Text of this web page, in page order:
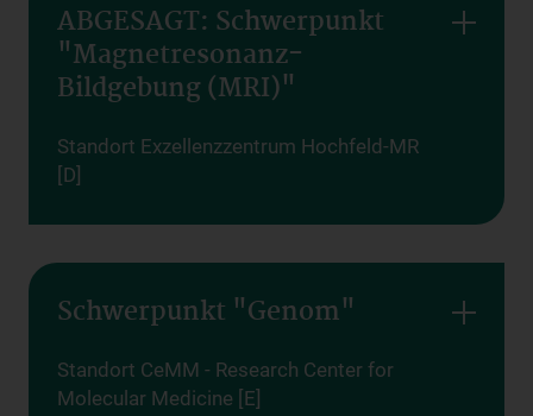
ABGESAGT: Schwerpunkt
"Magnetresonanz-
Bildgebung (MRI)"
Standort Exzellenzzentrum Hochfeld-MR
[D]
Schwerpunkt "Genom"
Standort CeMM - Research Center for
Molecular Medicine [E]